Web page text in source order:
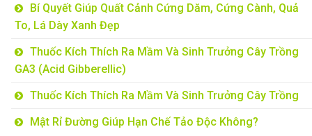
Bí Quyết Giúp Quất Cảnh Cứng Dăm, Cứng Cành, Quả
To, Lá Dày Xanh Đẹp
Thuốc Kích Thích Ra Mầm Và Sinh Trưởng Cây Trồng
GA3 (Acid Gibberellic)
Thuốc Kích Thích Ra Mầm Và Sinh Trưởng Cây Trồng
Mật Rỉ Đường Giúp Hạn Chế Tảo Độc Không?